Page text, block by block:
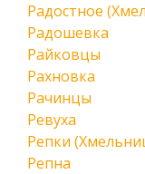
Радостное
Радошевка
Райковцы
Рахновка
Рачинцы
Ревуха
Репки
Репна